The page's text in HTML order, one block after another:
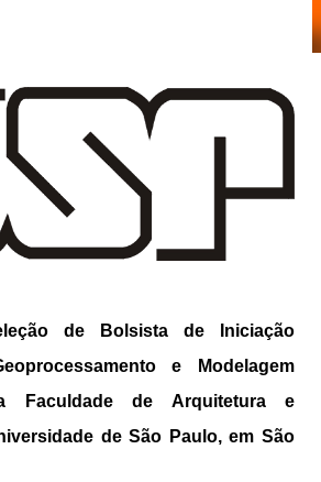
de Bolsista de Iniciação
e Modelagem
Faculdade de Arquitetura e
de São Paulo, em São